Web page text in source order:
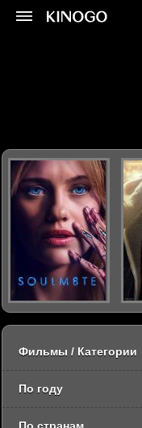
Фильмы / Категории
По году